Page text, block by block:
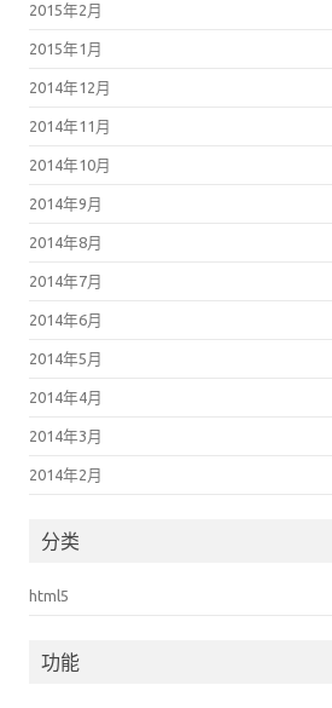
2015年2月
2015年1月
2014年12月
2014年11月
2014年10月
2014年9月
2014年8月
2014年7月
2014年6月
2014年5月
2014年4月
2014年3月
2014年2月
分类
html5
功能